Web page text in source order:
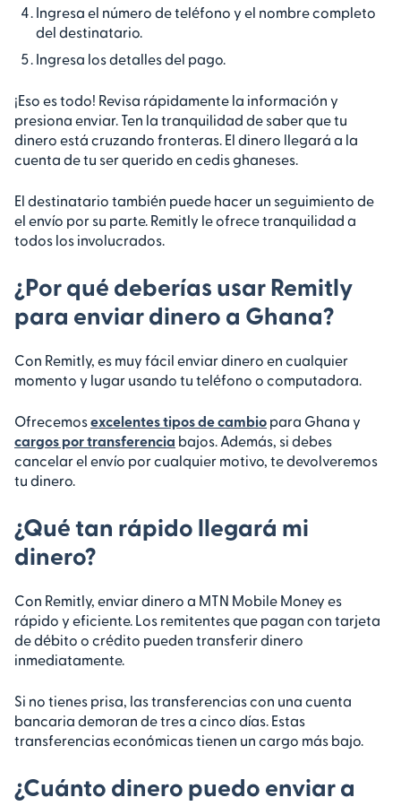
Ingresa el número de teléfono y el nombre completo
del destinatario.
Ingresa los detalles del pago.
¡Eso es todo! Revisa rápidamente la información y
presiona enviar. Ten la tranquilidad de saber que tu
dinero está cruzando fronteras. El dinero llegará a la
cuenta de tu ser querido en cedis ghaneses.
El destinatario también puede hacer un seguimiento de
el envío por su parte. Remitly le ofrece tranquilidad a
todos los involucrados.
¿Por qué deberías usar Remitly
para enviar dinero a Ghana?
Con Remitly, es muy fácil enviar dinero en cualquier
momento y lugar usando tu teléfono o computadora.
Ofrecemosexcelentes tipos de cambio para Ghana y
cargos por transferencia bajos. Además, si debes
cancelar el envío por cualquier motivo, te devolveremos
tu dinero.
¿Qué tan rápido llegará mi
dinero?
Con Remitly, enviar dinero a MTN Mobile Money es
rápido y eficiente. Los remitentes que pagan con tarjeta
de débito o crédito pueden transferir dinero
inmediatamente.
Si no tienes prisa, las transferencias con una cuenta
bancaria demoran de tres a cinco días. Estas
transferencias económicas tienen un cargo más bajo.
¿Cuánto dinero puedo enviar a